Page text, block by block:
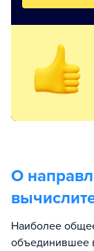
О
Наиболее
объединившее